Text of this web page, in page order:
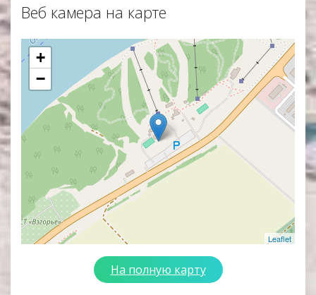
Веб камера на карте
+
−
Leaflet
На полную карту